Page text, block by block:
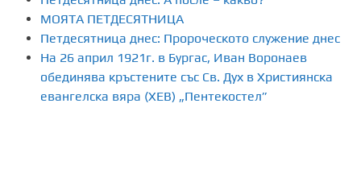
МОЯТА ПЕТДЕСЯТНИЦА
Петдесятница днес: Пророческото служение днес
На 26 април 1921г. в Бургас, Иван Воронаев
обединява кръстените със Св. Дух в Християнска
евангелска вяра (ХЕВ) „Пентекостел”